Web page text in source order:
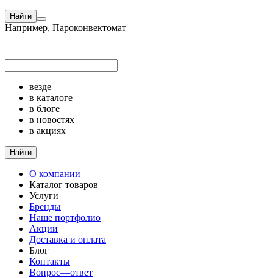
Найти
Например, Пароконвектомат
везде
в каталоге
в блоге
в новостях
в акциях
Найти
О компании
Каталог товаров
Услуги
Бренды
Наше портфолио
Акции
Доставка и оплата
Блог
Контакты
Вопрос—ответ